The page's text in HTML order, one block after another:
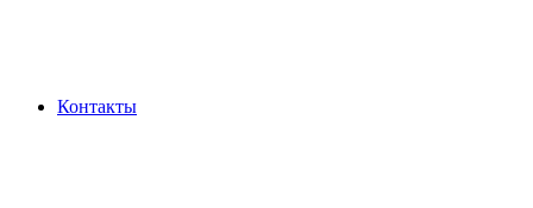
Контакты